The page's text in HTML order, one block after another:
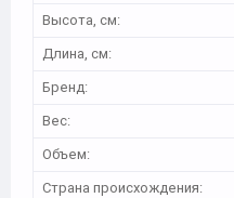
Высота, см:
Длина, см:
Бренд:
Вес:
Объем:
Страна происхождения: